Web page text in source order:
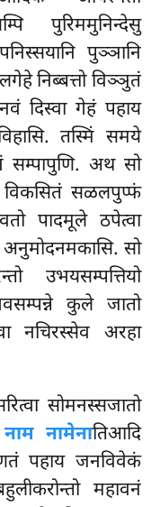
पुरिममुनिन्देसु
पुञ्ञानि
निब्बत्तो विञ्ञुतं
दिस्वा गेहं पहाय
तस्मिं समये
सम्पापुणि. अथ सो
विकसितं सळलपुप्फं
पादमूले ठपेत्वा
अनुमोदनमकासि. सो
उभयसम्पत्तियो
कुले जातो
नचिरस्सेव अरहा
सोमनस्सजातो
नामेनातिआदि
पहाय जनविवेकं
महावनं